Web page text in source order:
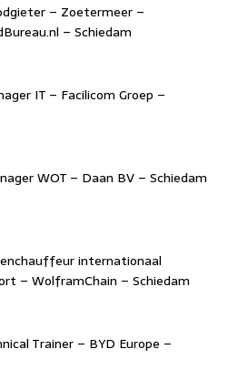
– Zoetermeer –
– Schiedam
IT – Facilicom Groep –
WOT – Daan BV – Schiedam
internationaal
– WolframChain – Schiedam
Trainer – BYD Europe –